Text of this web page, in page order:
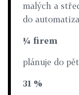
malých a
do
¼ firem
plánuje do
31 %